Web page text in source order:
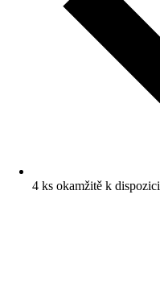
4 ks okamžitě k dispozici